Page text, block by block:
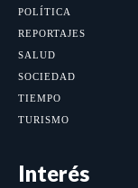
POLÍTICA
REPORTAJES
SALUD
SOCIEDAD
TIEMPO
TURISMO
Interés